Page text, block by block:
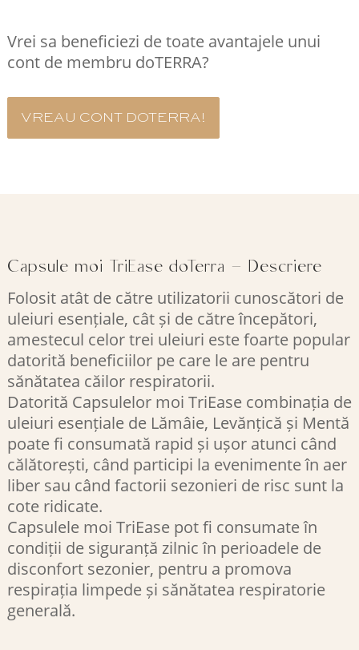
Vrei sa beneficiezi de toate avantajele unui
cont de membru doTERRA?
VREAU CONT DOTERRA!
Capsule moi TriEase doTerra – Descriere
Folosit atât de către utilizatorii cunoscători de
uleiuri esențiale, cât și de către începători,
amestecul celor trei uleiuri este foarte popular
datorită beneficiilor pe care le are pentru
sănătatea căilor respiratorii.
Datorită Capsulelor moi TriEase combinația de
uleiuri esențiale de Lămâie, Levănțică și Mentă
poate fi consumată rapid și ușor atunci când
călătorești, când participi la evenimente în aer
liber sau când factorii sezonieri de risc sunt la
cote ridicate.
Capsulele moi TriEase pot fi consumate în
condiții de siguranță zilnic în perioadele de
disconfort sezonier, pentru a promova
respirația limpede și sănătatea respiratorie
generală.